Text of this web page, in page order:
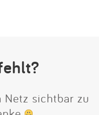
sichtbar zu